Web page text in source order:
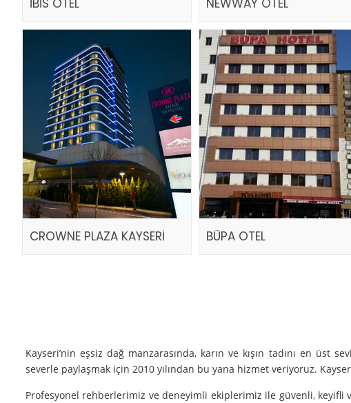
CROWNE PLAZA KAYSERİ BÜPA OTEL
Kayseri’nin eşsiz dağ manzarasında, karın ve kışın tadını en üst
severle paylaşmak için 2010 yılından bu yana hizmet veriyoruz.
Profesyonel rehberlerimiz ve deneyimli ekiplerimiz ile güvenli, keyifli